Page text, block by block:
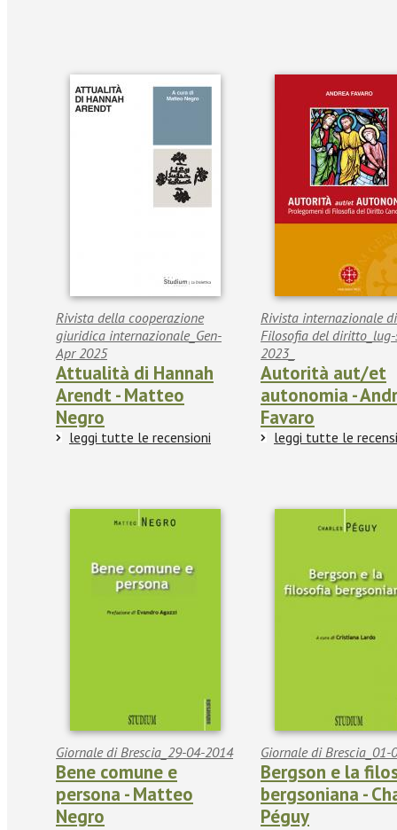
Rivista della cooperazione
giuridica internazionale_Gen-
Apr 2025
Attualità di Hannah
Arendt - Matteo
Negro
leggi tutte le recensioni
Rivista internazionale di
Filosofia del
2023_
Autorità aut/et
autonomia -
Favaro
leggi tutte le
Giornale di Brescia_29-04-2014
Bene comune e
persona - Matteo
Negro
Giornale di Brescia_01-
Bergson e la
bergsoniana -
Péguy